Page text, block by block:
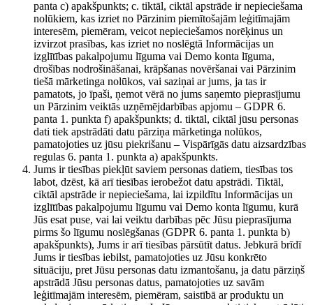
panta c) apakšpunkts; c. tiktāl, ciktāl apstrāde ir nepieciešama
nolūkiem, kas izriet no Pārzinim piemītošajām leģitīmajām
interesēm, piemēram, veicot nepieciešamos norēķinus un
izvirzot prasības, kas izriet no noslēgtā Informācijas un
izglītības pakalpojumu līguma vai Demo konta līguma,
drošības nodrošināšanai, krāpšanas novēršanai vai Pārzinim
tiešā mārketinga nolūkos, vai saziņai ar jums, ja tas ir
pamatots, jo īpaši, ņemot vērā no jums saņemto pieprasījumu
un Pārzinim veiktās uzņēmējdarbības apjomu – GDPR 6.
panta 1. punkta f) apakšpunkts; d. tiktāl, ciktāl jūsu personas
dati tiek apstrādāti datu pārziņa mārketinga nolūkos,
pamatojoties uz jūsu piekrišanu – Vispārīgās datu aizsardzības
regulas 6. panta 1. punkta a) apakšpunkts.
Jums ir tiesības piekļūt saviem personas datiem, tiesības tos
labot, dzēst, kā arī tiesības ierobežot datu apstrādi. Tiktāl,
ciktāl apstrāde ir nepieciešama, lai izpildītu Informācijas un
izglītības pakalpojumu līgumu vai Demo konta līgumu, kurā
Jūs esat puse, vai lai veiktu darbības pēc Jūsu pieprasījuma
pirms šo līgumu noslēgšanas (GDPR 6. panta 1. punkta b)
apakšpunkts), Jums ir arī tiesības pārsūtīt datus. Jebkurā brīdī
Jums ir tiesības iebilst, pamatojoties uz Jūsu konkrēto
situāciju, pret Jūsu personas datu izmantošanu, ja datu pārziņš
apstrādā Jūsu personas datus, pamatojoties uz savām
leģitīmajām interesēm, piemēram, saistībā ar produktu un